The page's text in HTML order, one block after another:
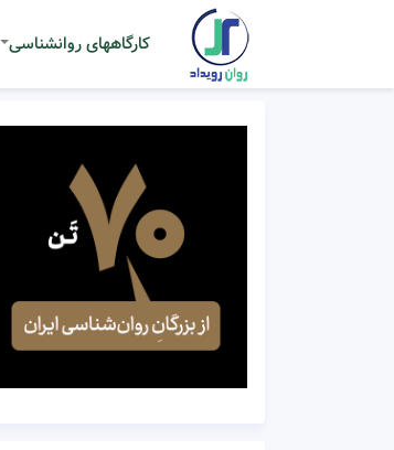
کارگاههای روانشناسی